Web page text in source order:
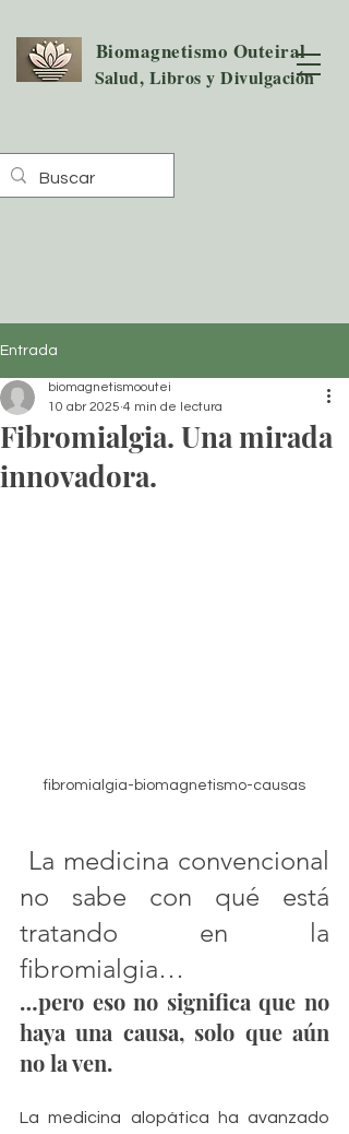
Biomagnetismo Outeiral
Salud, Libros y Divulgación
Entrada
Fibromialgia. Una mirada
innovadora.
biomagnetismooutei
10 abr 2025 4 min de lectura
fibromialgia-biomagnetismo-causas
La medicina convencional
no sabe con qué está
tratando en la
fibromialgia…
…pero eso no significa que no
haya una causa, solo que aún
no la ven.
La medicina alopática ha avanzado